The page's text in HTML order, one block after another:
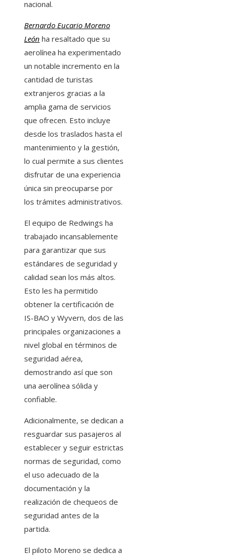
nacional.
Bernardo Eucario Moreno
León ha resaltado que su
aerolínea ha experimentado
un notable incremento en la
cantidad de turistas
extranjeros gracias a la
amplia gama de servicios
que ofrecen. Esto incluye
desde los traslados hasta el
mantenimiento y la gestión,
lo cual permite a sus clientes
disfrutar de una experiencia
única sin preocuparse por
los trámites administrativos.
El equipo de Redwings ha
trabajado incansablemente
para garantizar que sus
estándares de seguridad y
calidad sean los más altos.
Esto les ha permitido
obtener la certificación de
IS-BAO y Wyvern, dos de las
principales organizaciones a
nivel global en términos de
seguridad aérea,
demostrando así que son
una aerolínea sólida y
confiable.
Adicionalmente, se dedican a
resguardar sus pasajeros al
establecer y seguir estrictas
normas de seguridad, como
el uso adecuado de la
documentación y la
realización de chequeos de
seguridad antes de la
partida.
El piloto Moreno se dedica a